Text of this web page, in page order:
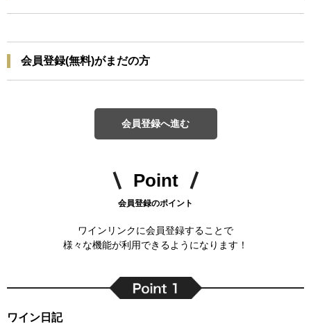
会員登録(無料)がまだの方
会員登録へ進む
Point
会員登録のポイント
ワインリンクに会員登録することで
様々な機能が利用できるようになります！
ワイン日記